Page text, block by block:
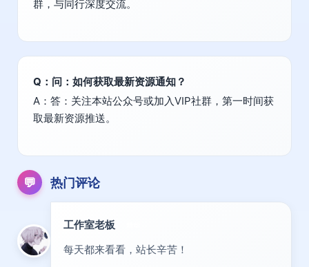
群，与同行深度交流。
Q：问：如何获取最新资源通知？
A：答：关注本站公众号或加入VIP社群，第一时间获
取最新资源推送。
💬 热门评论
工作室老板
每天都来看看，站长辛苦！